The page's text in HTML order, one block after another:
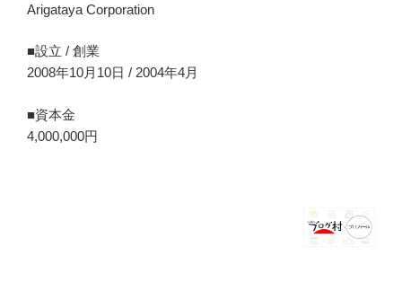
Arigataya Corporation
■設立 / 創業
2008年10月10日 / 2004年4月
■資本金
4,000,000円